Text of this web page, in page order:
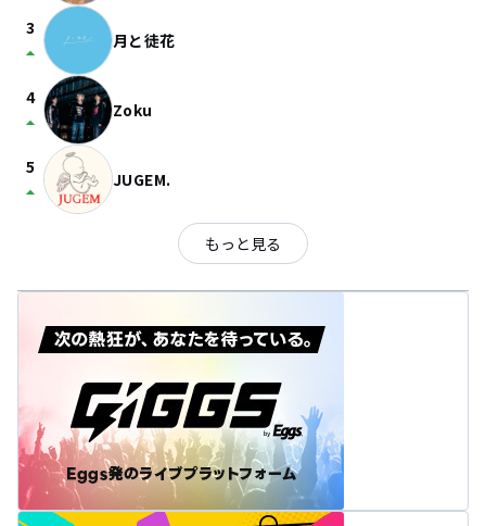
3
arrow_drop_up 月と徒花
4
arrow_drop_up Zoku
5
arrow_drop_up JUGEM.
もっと見る